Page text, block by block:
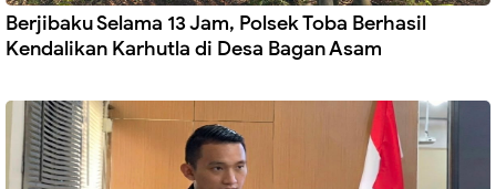
Berjibaku Selama 13 Jam, Polsek Toba Berhasil
Kendalikan Karhutla di Desa Bagan Asam